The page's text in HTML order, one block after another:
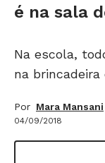
é na sala
Na escola,
na
Por Mara Mansani
04/09/2018